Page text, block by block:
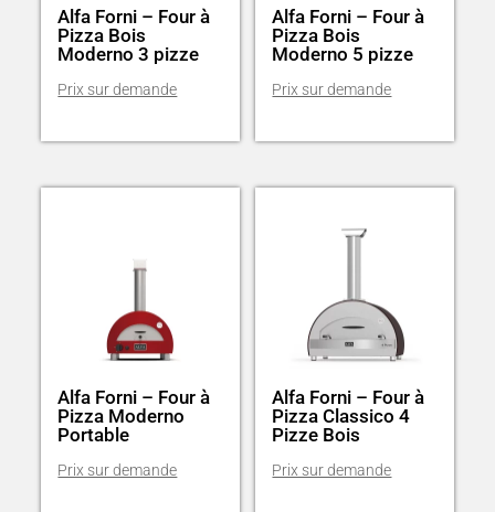
Alfa Forni – Four à
Pizza Bois
Moderno 3 pizze
Alfa Forni – Four à
Pizza Bois
Moderno 5 pizze
Alfa Forni – Four à
Pizza Moderno
Portable
Alfa Forni – Four à
Pizza Classico 4
Pizze Bois